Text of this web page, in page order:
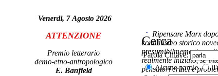
Venerdi, 7 Agosto 2026
ATTENZIONE
Premio letterario
demo-etno-antropologico
E. Banfield
Ripensare Marx
comunismo storico
presumibilmemente
realmente iniziato, se
pensatori critici e
Cerca
Parola Chiave:
Alcune parole